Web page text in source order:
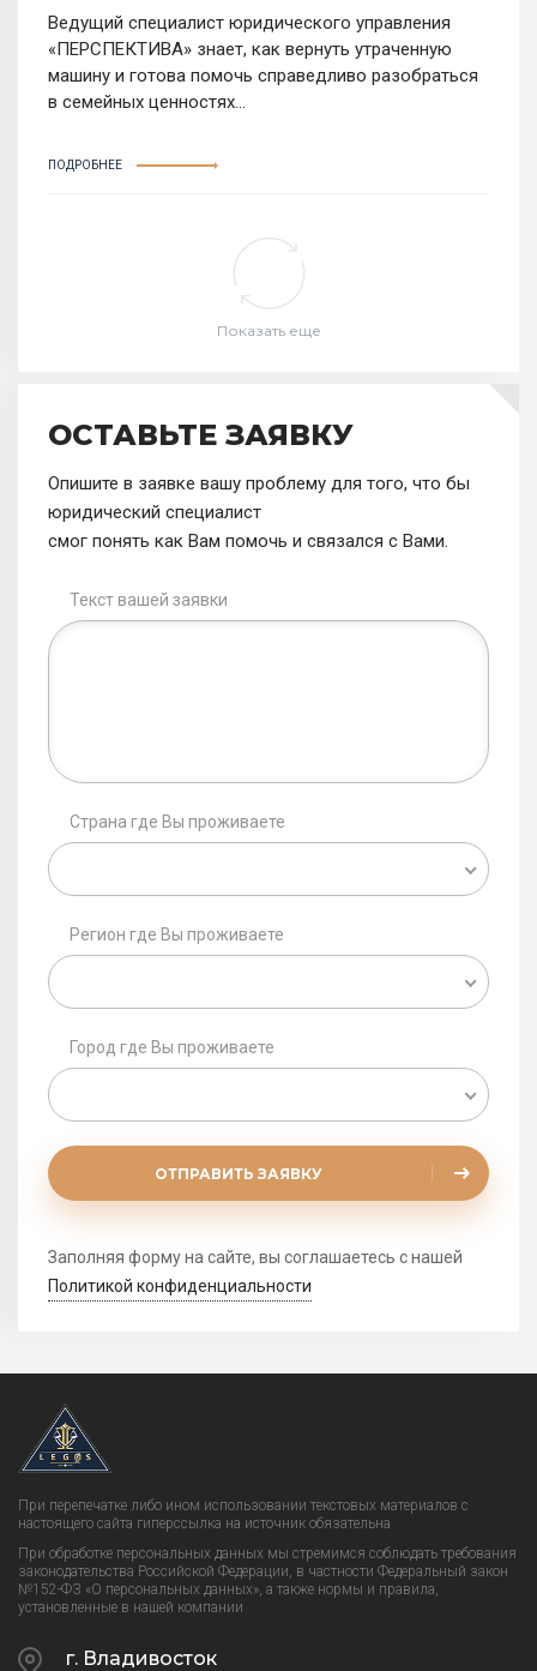
Ведущий специалист юридического управления
«ПЕРСПЕКТИВА» знает, как вернуть утраченную
машину и готова помочь справедливо разобраться
в семейных ценностях...
ПОДРОБНЕЕ
Показать еще
ОСТАВЬТЕ ЗАЯВКУ
Опишите в заявке вашу проблему для того, что бы
юридический специалист
смог понять как Вам помочь и связался с Вами.
Текст вашей заявки
Страна где Вы проживаете
Регион где Вы проживаете
Город где Вы проживаете
ОТПРАВИТЬ ЗАЯВКУ
Заполняя форму на сайте, вы соглашаетесь с нашей
Политикой конфиденциальности
При перепечатке либо ином использовании текстовых материалов с
настоящего сайта гиперссылка на источник обязательна
При обработке персональных данных мы стремимся соблюдать требования
законодательства Российской Федерации, в частности Федеральный закон
№152-ФЗ «О персональных данных», а также нормы и правила,
установленные в нашей компании
г. Владивосток